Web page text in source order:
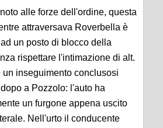
alle forze dell'ordine, questa
attraversava Roverbella è
un posto di blocco della
rispettare l'intimazione di alt.
un inseguimento conclusosi
a Pozzolo: l'auto ha
un furgone appena uscito
Nell'urto il conducente